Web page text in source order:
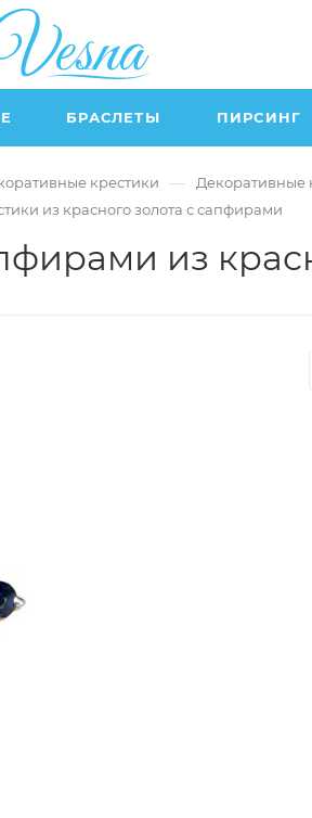
БРАСЛЕТЫ ПИРСИНГ
крестики — Декоративные
из красного золота с сапфирами
из